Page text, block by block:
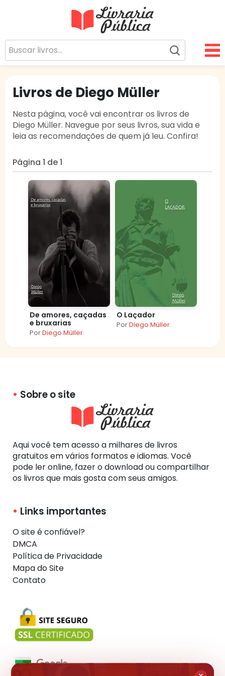
Sua Biblioteca Virtual Gratuita
Livros de Diego Müller
Nesta página, você vai encontrar os livros de
Diego Müller. Navegue por seus livros, sua vida e
leia as recomendações de quem já leu. Confira!
Página 1 de 1
De amores, caçadas
e bruxarias
PorDiego Müller
O Laçador
PorDiego Müller
Sobre o site
Aqui você tem acesso a milhares de livros
gratuitos em vários formatos e idiomas. Você
pode ler online, fazer o download ou compartilhar
os livros que mais gosta com seus amigos.
Links importantes
O site é confiável?
DMCA
Política de Privacidade
Mapa do Site
Contato